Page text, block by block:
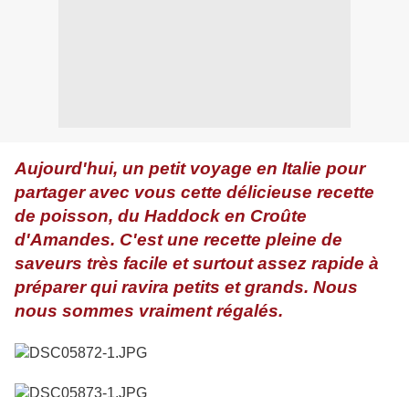
Aujourd'hui, un petit voyage en Italie pour
partager avec vous cette délicieuse recette
de poisson, du Haddock en Croûte
d'Amandes. C'est une recette pleine de
saveurs très facile et surtout assez rapide à
préparer qui ravira petits et grands. Nous
nous sommes vraiment régalés.